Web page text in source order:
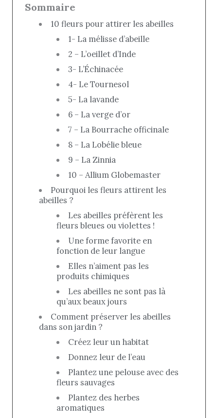
Sommaire
10 fleurs pour attirer les abeilles
1- La mélisse d’abeille
2 – L’oeillet d’Inde
3- L’Échinacée
4- Le Tournesol
5- La lavande
6 – La verge d’or
7 – La Bourrache officinale
8 – La Lobélie bleue
9 – La Zinnia
10 – Allium Globemaster
Pourquoi les fleurs attirent les
abeilles ?
Les abeilles préfèrent les
fleurs bleues ou violettes !
Une forme favorite en
fonction de leur langue
Elles n’aiment pas les
produits chimiques
Les abeilles ne sont pas là
qu’aux beaux jours
Comment préserver les abeilles
dans son jardin ?
Créez leur un habitat
Donnez leur de l’eau
Plantez une pelouse avec des
fleurs sauvages
Plantez des herbes
aromatiques